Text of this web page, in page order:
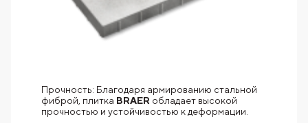
Прочность: Благодаря армированию стальной
фиброй, плитка BRAER обладает высокой
прочностью и устойчивостью к деформации.